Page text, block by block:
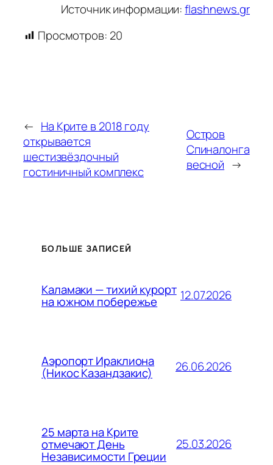
Источник информации:flashnews.gr
Просмотров: 20
← На Крите в 2018 году
открывается
шестизвёздочный
гостиничный комплекс
Остров
Спиналонга
весной →
БОЛЬШЕ ЗАПИСЕЙ
Каламаки — тихий курорт
на южном побережье 12.07.2026
Аэропорт Ираклиона
(Никос Казандзакис) 26.06.2026
25 марта на Крите
отмечают День
Независимости Греции
25.03.2026